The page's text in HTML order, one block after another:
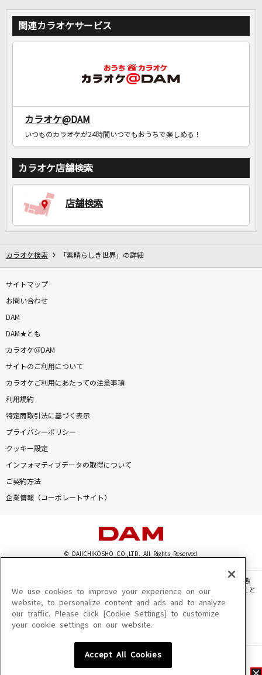
関連カラオケサービス
カラオケ@DAM
いつものカラオケが24時間いつでもおうちで楽しめる！
カラオケ店舗検索
店舗検索
カラオケ検索 「素晴らしき世界」の詳細
サイトマップ
お問い合わせ
DAM
DAM★とも
カラオケ＠DAM
サイトのご利用について
カラオケご利用にあたっての注意事項
利用規約
特定商取引法に基づく表示
プライバシーポリシー
クッキー設定
インフォマティブデータの取得について
ご契約方法
企業情報（コーポレートサイト）
© DAIICHIKOSHO CO.,LTD. All Rights Reserved.
このサイトに掲載されている一切の文章・画像・写真・動画・音声等を、手段や形態
を問わず、著作権法の定める範囲を超えて無断で複製、転載、ファイル化などすること
を禁じます。
楽曲及びコンテンツは、機種によりご利用いただけない場合があります。
楽曲及びコンテンツの配信日、配信内容が変更になる場合があります。
We use cookies to improve your experience on our
website, to personalize content and ads and to analyze
our traffic. Please click [Cookie Settings] to customize
your cookie settings on our website.
Accept All Cookies